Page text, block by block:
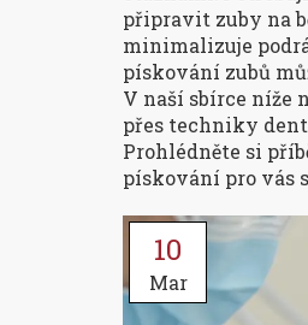
připravit zuby na
minimalizuje
pískování zubů
V naší sbírce níže
přes techniky
Prohlédněte si
pískování pro vás
10
Mar